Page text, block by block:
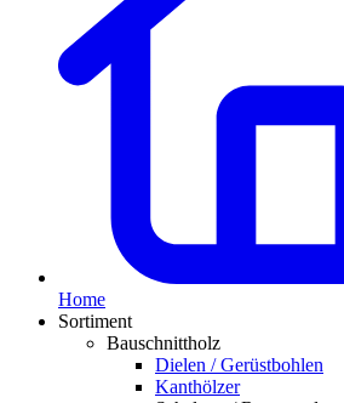
Home
Sortiment
Bauschnittholz
Dielen / Gerüstbohlen
Kanthölzer